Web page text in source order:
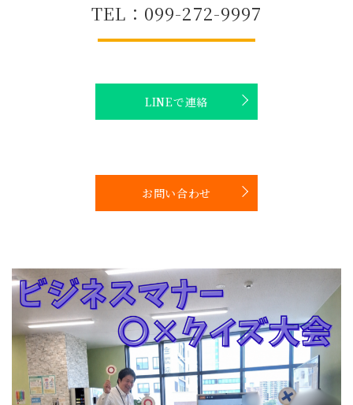
TEL：099-272-9997
LINEで連絡
お問い合わせ